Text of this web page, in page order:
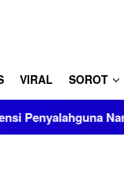
VIRAL SOROT
Narkoba Capai